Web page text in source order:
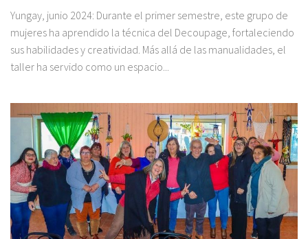
Yungay, junio 2024: Durante el primer semestre, este grupo de
mujeres ha aprendido la técnica del Decoupage, fortaleciendo
sus habilidades y creatividad. Más allá de las manualidades, el
taller ha servido como un espacio...